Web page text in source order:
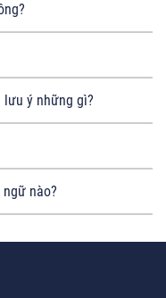
lưu ý những gì?
nào?